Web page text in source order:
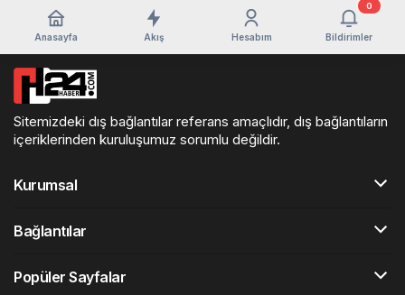
Anasayfa Akış Hesabım Bildirimler
0
Sitemizdeki dış bağlantılar referans amaçlıdır, dış bağlantıların
içeriklerinden kuruluşumuz sorumlu değildir.
Kurumsal
Bağlantılar
Popüler Sayfalar